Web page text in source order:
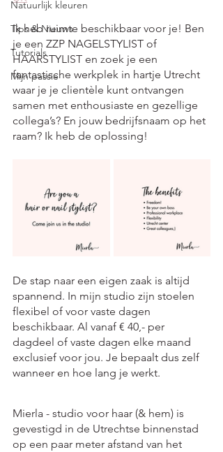
Natuurlijk kleuren
Tips & Nieuws
Tutorials
Mijn passie
Ik heb ruimte beschikbaar voor je! Ben
je een ZZP NAGELSTYLIST of
HAARSTYLIST en zoek je een
fantastische werkplek in hartje Utrecht
waar je je clientèle kunt ontvangen
samen met enthousiaste en gezellige
collega’s? En jouw bedrijfsnaam op het
raam? Ik heb de oplossing!
De stap naar een eigen zaak is altijd
spannend. In mijn studio zijn stoelen
flexibel of voor vaste dagen
beschikbaar. Al vanaf € 40,- per
dagdeel of vaste dagen elke maand
exclusief voor jou. Je bepaalt dus zelf
wanneer en hoe lang je werkt.
Mierla - studio voor haar (& hem) is
gevestigd in de Utrechtse binnenstad
op een paar meter afstand van het